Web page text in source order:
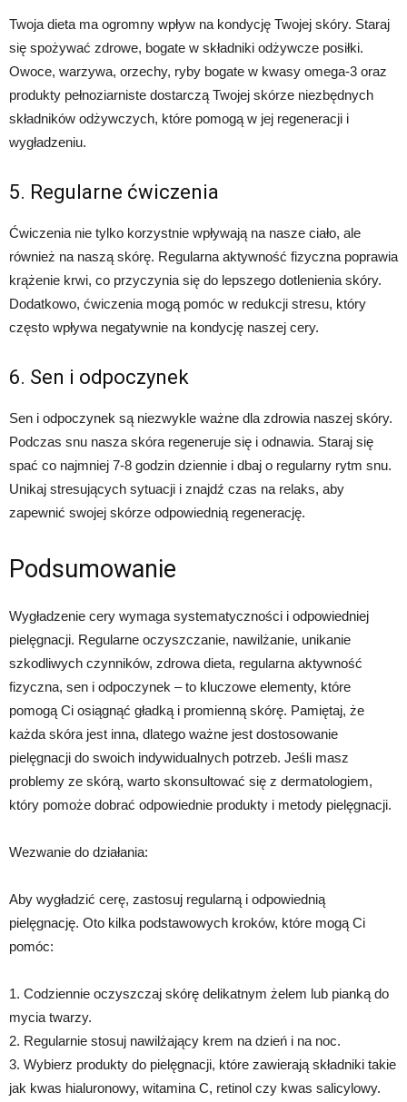
Twoja dieta ma ogromny wpływ na kondycję Twojej skóry. Staraj
się spożywać zdrowe, bogate w składniki odżywcze posiłki.
Owoce, warzywa, orzechy, ryby bogate w kwasy omega-3 oraz
produkty pełnoziarniste dostarczą Twojej skórze niezbędnych
składników odżywczych, które pomogą w jej regeneracji i
wygładzeniu.
5. Regularne ćwiczenia
Ćwiczenia nie tylko korzystnie wpływają na nasze ciało, ale
również na naszą skórę. Regularna aktywność fizyczna poprawia
krążenie krwi, co przyczynia się do lepszego dotlenienia skóry.
Dodatkowo, ćwiczenia mogą pomóc w redukcji stresu, który
często wpływa negatywnie na kondycję naszej cery.
6. Sen i odpoczynek
Sen i odpoczynek są niezwykle ważne dla zdrowia naszej skóry.
Podczas snu nasza skóra regeneruje się i odnawia. Staraj się
spać co najmniej 7-8 godzin dziennie i dbaj o regularny rytm snu.
Unikaj stresujących sytuacji i znajdź czas na relaks, aby
zapewnić swojej skórze odpowiednią regenerację.
Podsumowanie
Wygładzenie cery wymaga systematyczności i odpowiedniej
pielęgnacji. Regularne oczyszczanie, nawilżanie, unikanie
szkodliwych czynników, zdrowa dieta, regularna aktywność
fizyczna, sen i odpoczynek – to kluczowe elementy, które
pomogą Ci osiągnąć gładką i promienną skórę. Pamiętaj, że
każda skóra jest inna, dlatego ważne jest dostosowanie
pielęgnacji do swoich indywidualnych potrzeb. Jeśli masz
problemy ze skórą, warto skonsultować się z dermatologiem,
który pomoże dobrać odpowiednie produkty i metody pielęgnacji.
Wezwanie do działania:
Aby wygładzić cerę, zastosuj regularną i odpowiednią
pielęgnację. Oto kilka podstawowych kroków, które mogą Ci
pomóc:
1. Codziennie oczyszczaj skórę delikatnym żelem lub pianką do
mycia twarzy.
2. Regularnie stosuj nawilżający krem na dzień i na noc.
3. Wybierz produkty do pielęgnacji, które zawierają składniki takie
jak kwas hialuronowy, witamina C, retinol czy kwas salicylowy.